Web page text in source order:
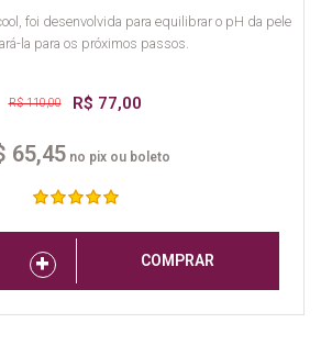
foi desenvolvida para equilibrar o pH da pele
la para os próximos passos.
R$ 77,00
R$ 110,00
65,45 no pix ou boleto
COMPRAR